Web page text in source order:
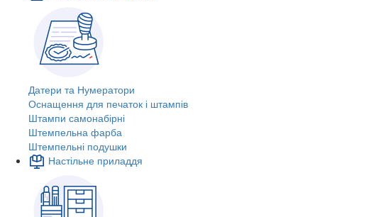
Датери та Нумератори
Оснащення для печаток і штампів
Штампи самонабірні
Штемпельна фарба
Штемпельні подушки
Настільне приладдя